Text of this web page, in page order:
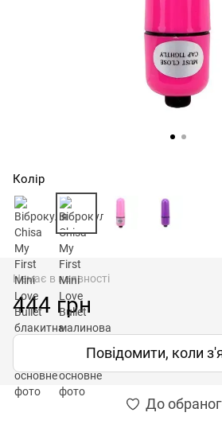
Колір
Немає в наявності
444 грн
Повідомити, коли
До